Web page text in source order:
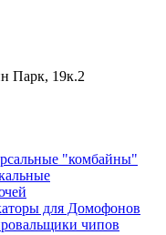
Парк, 19к.2
"комбайны"
для Домофонов
чипов